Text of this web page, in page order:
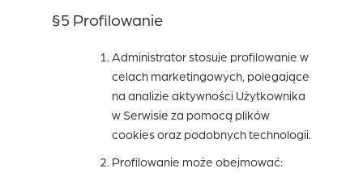
§5 Profilowanie
Administrator stosuje profilowanie w
celach marketingowych, polegające
na analizie aktywności Użytkownika
w Serwisie za pomocą plików
cookies oraz podobnych technologii.
Profilowanie może obejmować: